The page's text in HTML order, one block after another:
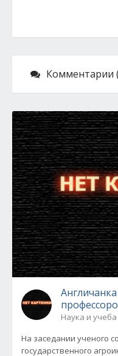
Комментарии
Наука и учеба
На заседании ученого
государственного